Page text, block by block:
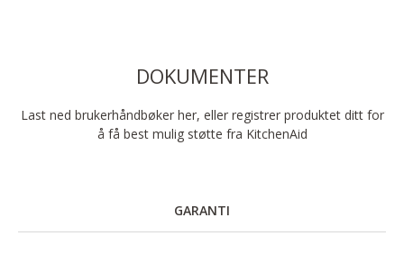
DOKUMENTER
Last ned brukerhåndbøker her, eller registrer produktet ditt for
å få best mulig støtte fra KitchenAid
GARANTI